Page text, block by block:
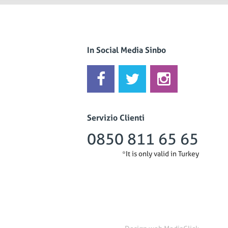
In Social Media Sinbo
Servizio Clienti
0850 811 65 65
*It is only valid in Turkey